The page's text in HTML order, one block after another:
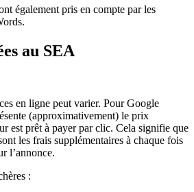
également pris en compte par les
au SEA
en ligne peut varier. Pour Google
(approximativement) le prix
est prêt à payer par clic. Cela signifie que
les frais supplémentaires à chaque fois
l’annonce.
: